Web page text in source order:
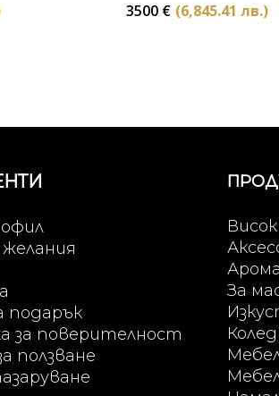
3500 € (6,845.41 лв.)
подарък
за поверителност
ползване
За